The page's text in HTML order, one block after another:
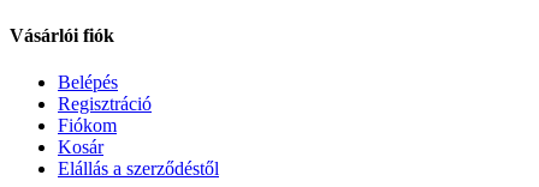
Vásárlói fiók
Belépés
Regisztráció
Fiókom
Kosár
Elállás a szerződéstől